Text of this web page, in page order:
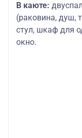
В каюте:
(раковина, душ,
стул, шкаф для
окно.